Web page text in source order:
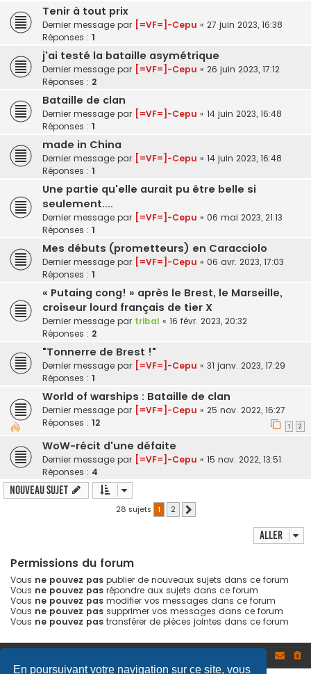
En poursuivant votre navigation sur ce site, vous
Tenir à tout prix
Dernier message par [=VF=]-Cepu « 27 juin 2023, 16:38
Réponses : 1
j'ai testé la bataille asymétrique
Dernier message par [=VF=]-Cepu « 26 juin 2023, 17:12
Réponses : 2
Bataille de clan
Dernier message par [=VF=]-Cepu « 14 juin 2023, 16:48
Réponses : 1
made in China
Dernier message par [=VF=]-Cepu « 14 juin 2023, 16:48
Réponses : 1
Une partie qu'elle aurait pu être belle si
seulement....
Dernier message par [=VF=]-Cepu « 06 mai 2023, 21:13
Réponses : 1
Mes débuts (prometteurs) en Caracciolo
Dernier message par [=VF=]-Cepu « 06 avr. 2023, 17:03
Réponses : 1
« Putaing cong! » après le Brest, le Marseille,
croiseur lourd français de tier X
Dernier message par tribal « 16 févr. 2023, 20:32
Réponses : 2
"Tonnerre de Brest !"
Dernier message par [=VF=]-Cepu « 31 janv. 2023, 17:29
Réponses : 1
World of warships : Bataille de clan
Dernier message par [=VF=]-Cepu « 25 nov. 2022, 16:27
Réponses : 12 1 2
WoW-récit d'une défaite
Dernier message par [=VF=]-Cepu « 15 nov. 2022, 13:51
Réponses : 4
Nouveau sujet
28 sujets 1 2
Aller
Permissions du forum
Vous ne pouvez pas publier de nouveaux sujets dans ce forum
Vous ne pouvez pas répondre aux sujets dans ce forum
Vous ne pouvez pas modifier vos messages dans ce forum
Vous ne pouvez pas supprimer vos messages dans ce forum
Vous ne pouvez pas transférer de pièces jointes dans ce forum